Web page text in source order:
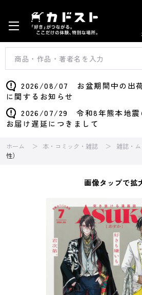
2026/08/07 お盆期間中の出
に関するお知らせ
2026/07/29 令和8年熊本地震
お届け遅延につきまして
ホーム 本・コミック・雑誌 雑誌・
性）
画像タップで拡